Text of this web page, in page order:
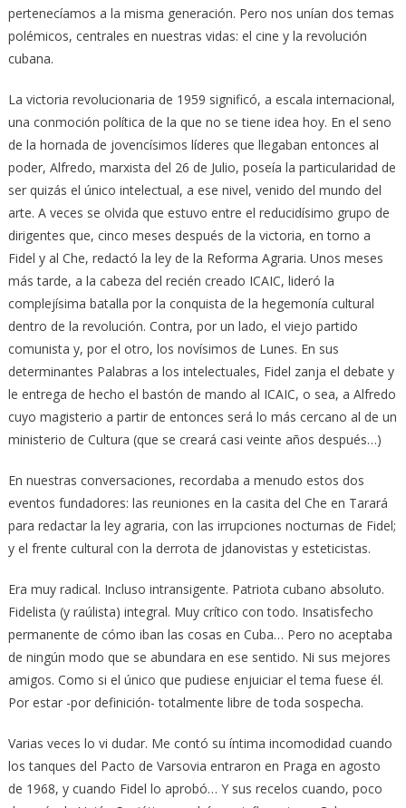
pertenecíamos a la misma generación. Pero nos unían dos temas
polémicos, centrales en nuestras vidas: el cine y la revolución
cubana.
La victoria revolucionaria de 1959 significó, a escala internacional,
una conmoción política de la que no se tiene idea hoy. En el seno
de la hornada de jovencísimos líderes que llegaban entonces al
poder, Alfredo, marxista del 26 de Julio, poseía la particularidad de
ser quizás el único intelectual, a ese nivel, venido del mundo del
arte. A veces se olvida que estuvo entre el reducidísimo grupo de
dirigentes que, cinco meses después de la victoria, en torno a
Fidel y al Che, redactó la ley de la Reforma Agraria. Unos meses
más tarde, a la cabeza del recién creado ICAIC, lideró la
complejísima batalla por la conquista de la hegemonía cultural
dentro de la revolución. Contra, por un lado, el viejo partido
comunista y, por el otro, los novísimos de Lunes. En sus
determinantes Palabras a los intelectuales, Fidel zanja el debate y
le entrega de hecho el bastón de mando al ICAIC, o sea, a Alfredo
cuyo magisterio a partir de entonces será lo más cercano al de un
ministerio de Cultura (que se creará casi veinte años después…)
En nuestras conversaciones, recordaba a menudo estos dos
eventos fundadores: las reuniones en la casita del Che en Tarará
para redactar la ley agraria, con las irrupciones nocturnas de Fidel;
y el frente cultural con la derrota de jdanovistas y esteticistas.
Era muy radical. Incluso intransigente. Patriota cubano absoluto.
Fidelista (y raúlista) integral. Muy crítico con todo. Insatisfecho
permanente de cómo iban las cosas en Cuba… Pero no aceptaba
de ningún modo que se abundara en ese sentido. Ni sus mejores
amigos. Como si el único que pudiese enjuiciar el tema fuese él.
Por estar -por definición- totalmente libre de toda sospecha.
Varias veces lo vi dudar. Me contó su íntima incomodidad cuando
los tanques del Pacto de Varsovia entraron en Praga en agosto
de 1968, y cuando Fidel lo aprobó… Y sus recelos cuando, poco